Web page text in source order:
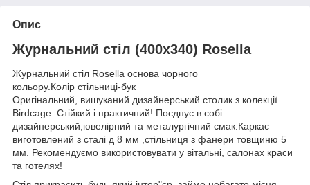
Опис
Журнальний стіл (400х340) Rosella
Журнальний стіл Rosella основа чорного
кольору.Колір стільниці-бук
Оригінальний, вишуканий дизайнерський столик з колекції
Birdcage .Стійкий і практичний! Поєднує в собі
дизайнерський,ювелірний та металургічний смак.Каркас
виготовлений з сталі д 8 мм ,стільниця з фанери товщиню 5
мм. Рекомендуємо використовувати у вітальні, салонах краси
та готелях!